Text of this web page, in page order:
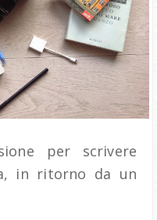
per scrivere
in ritorno da un